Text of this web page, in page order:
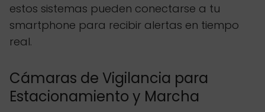
estos sistemas pueden conectarse a tu
smartphone para recibir alertas en tiempo
real.
Cámaras de Vigilancia para
Estacionamiento y Marcha